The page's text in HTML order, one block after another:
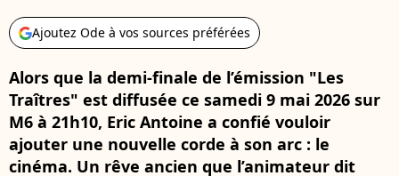
Ajoutez Ode à vos sources préférées
Alors que la demi-finale de l’émission "Les
Traîtres" est diffusée ce samedi 9 mai 2026 sur
M6 à 21h10, Eric Antoine a confié vouloir
ajouter une nouvelle corde à son arc : le
cinéma. Un rêve ancien que l’animateur dit